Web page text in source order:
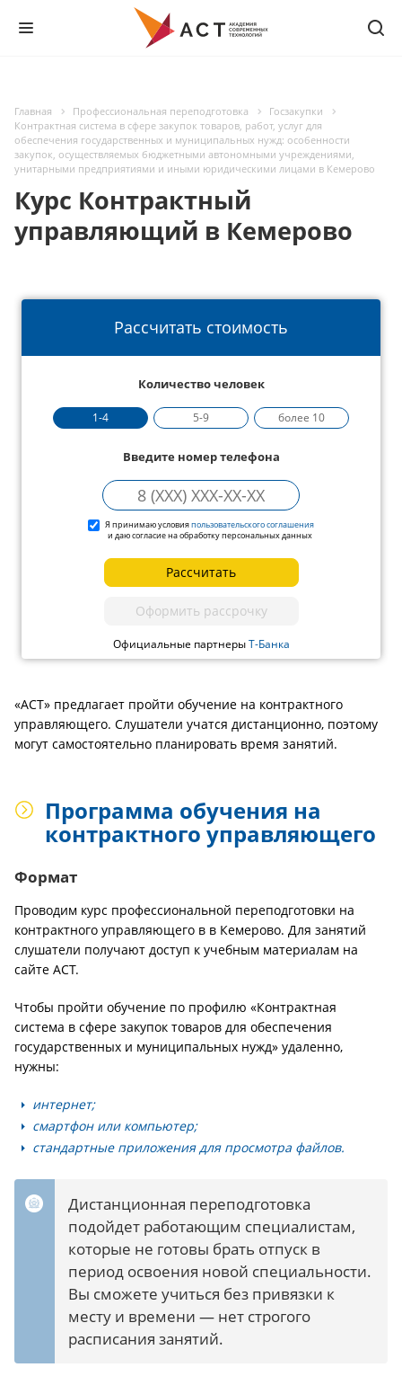
Главная Профессиональная переподготовка
Госзакупки
Контрактная система в сфере закупок товаров, работ, услуг для
обеспечения государственных и муниципальных нужд: особенности
закупок, осуществляемых бюджетными автономными учреждениями,
унитарными предприятиями и иными юридическими лицами в Кемерово
Курс Контрактный
управляющий в Кемерово
Рассчитать стоимость
Количество человек
1-4 5-9 более 10
Введите номер телефона
Я принимаю условияпользовательского соглашения
и даю согласие на обработку персональных данных
Рассчитать
Оформить рассрочку
Официальные партнерыТ-Банка
«АСТ» предлагает пройти обучение на контрактного
управляющего. Слушатели учатся дистанционно, поэтому
могут самостоятельно планировать время занятий.
Программа обучения на
контрактного управляющего
Формат
Проводим курс профессиональной переподготовки на
контрактного управляющего в в Кемерово. Для занятий
слушатели получают доступ к учебным материалам на
сайте АСТ.
Чтобы пройти обучение по профилю «Контрактная
система в сфере закупок товаров для обеспечения
государственных и муниципальных нужд» удаленно,
нужны:
интернет;
смартфон или компьютер;
стандартные приложения для просмотра файлов.
Дистанционная переподготовка
подойдет работающим специалистам,
которые не готовы брать отпуск в
период освоения новой специальности.
Вы сможете учиться без привязки к
месту и времени — нет строгого
расписания занятий.